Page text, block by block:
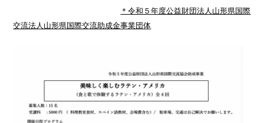
＊令和５年度公益財団法人山形県国際
交流法人山形県国際交流助成金事業団体